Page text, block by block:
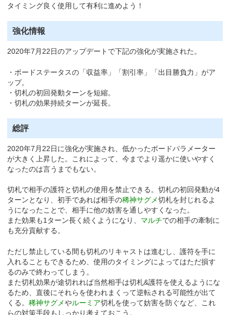
タイミング良く使用して有利に進めよう！
強化情報
2020年7月22日のアップデートで下記の強化が実施された。
・ボードステータスの「収益率」「割引率」「出目勝負力」がア
ップ。
・切札の初回発動ターンを短縮。
・切札の効果持続ターンが延長。
総評
2020年7月22日に強化が実施され、低かったボードパラメーター
が大きく上昇した。これによって、今までより遥かに使いやすく
なったのは言うまでもない。
切札で相手の護符と切札の使用を禁止できる。切札の初回発動が4
ターンとなり、初手であれば相手の稀神サグメ切札を封じれるよ
うになったことで、相手に他の妨害を通しやすくなった。
また効果も1ターン長く続くようになり、 マルチでの相手の牽制に
も充分貢献する。
ただし禁止している間も切札のリキャストは進むし、護符を手に
入れることもできるため、使用のタイミングによってはただ損す
るのみで終わってしまう。
また切札効果が途切れれば当然相手は切札&護符を使えるようにな
るため、直後にそれらを使われまくって逆転される可能性が出て
くる。稀神サグメやルーミア切札を使って妨害を防ぐなど、これ
らの対策手段もしっかり考えておこう。